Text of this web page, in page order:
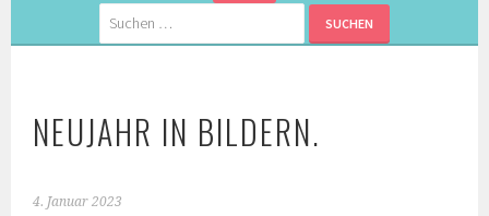
Suchen
nach:
NEUJAHR IN BILDERN.
4. Januar 2023